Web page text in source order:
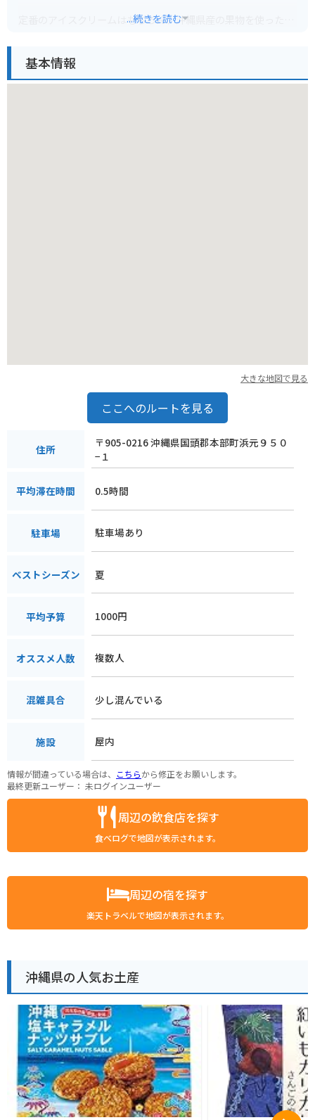
定番のアイスクリームはもちろん、沖縄県産の果物を使った季
お店は、沖縄屈指の景勝地である万座毛から車で約5分の場所
...続きを読む
基本情報
大きな地図で見る
ここへのルートを見る
住所
〒905-0216 沖縄県国頭郡本部町浜元９５０
−１
平均滞在時間 0.5時間
駐車場 駐車場あり
ベストシーズン 夏
平均予算 1000円
オススメ人数 複数人
混雑具合 少し混んでいる
施設 屋内
情報が間違っている場合は、 こちらから修正をお願いします。
最終更新ユーザー： 未ログインユーザー
周辺の飲食店を探す
食べログで地図が表示されます。
周辺の宿を探す
楽天トラベルで地図が表示されます。
沖縄県の人気お土産